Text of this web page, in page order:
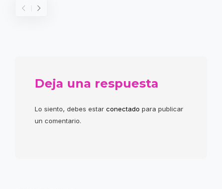
Deja una respuesta
Lo siento, debes estar conectado para publicar
un comentario.